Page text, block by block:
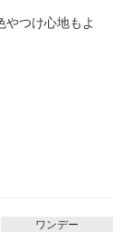
やつけ心地もよ
ワンデー